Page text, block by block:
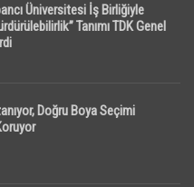
Üniversitesi İş Birliğiyle
Tanımı TDK Genel
Doğru Boya Seçimi